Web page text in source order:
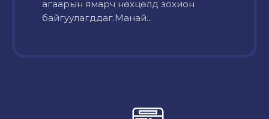
агаарын ямарч нөхцөлд зохион
байгуулагддаг.Манай...